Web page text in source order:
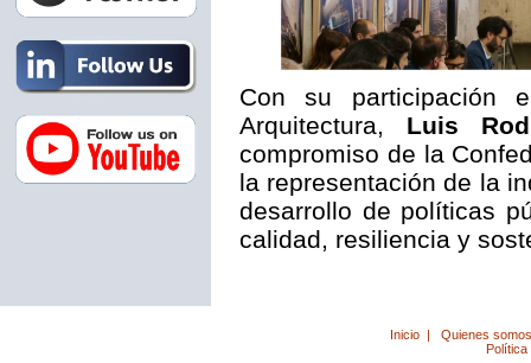
Con su participación
Arquitectura, Luis
compromiso de la
la representación de la
desarrollo de políticas
calidad, resiliencia y
Inicio | Quienes somos
Política